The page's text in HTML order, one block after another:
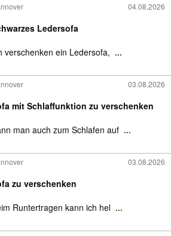
04.08.2026
Ledersofa
verschenken ein Ledersofa, ...
03.08.2026
mit Schlaffunktion zu verschenken
man auch zum Schlafen auf ...
03.08.2026
zu verschenken
Runtertragen kann ich hel ...